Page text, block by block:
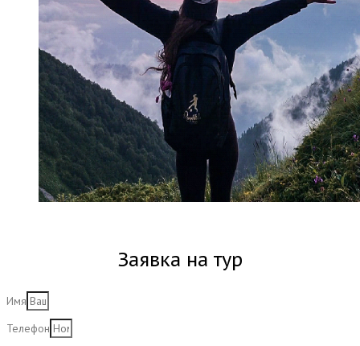
Заявка на тур
Имя
Телефон